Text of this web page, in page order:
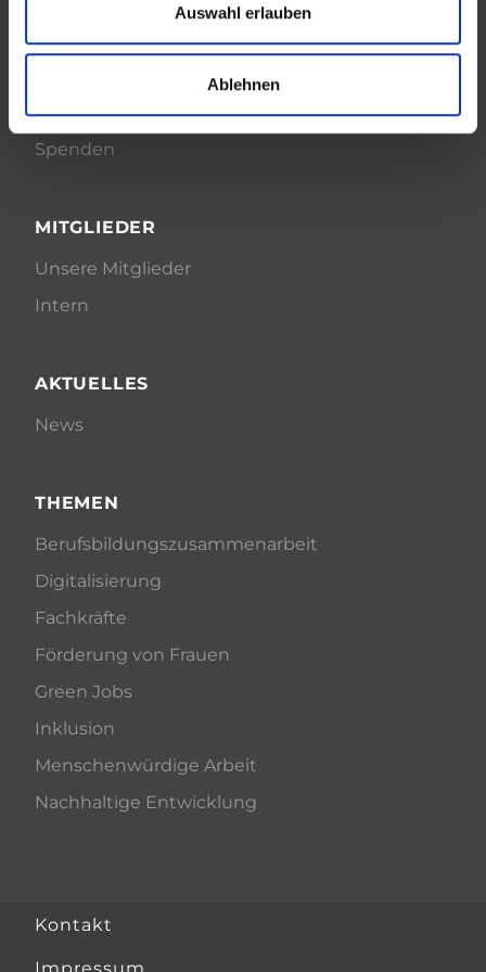
Auswahl erlauben
Ablehnen
Vorstand
Netzwerke
Spenden
MITGLIEDER
Unsere Mitglieder
Intern
AKTUELLES
News
THEMEN
Berufsbildungszusammenarbeit
Digitalisierung
Fachkräfte
Förderung von Frauen
Green Jobs
Inklusion
Menschenwürdige Arbeit
Nachhaltige Entwicklung
Kontakt